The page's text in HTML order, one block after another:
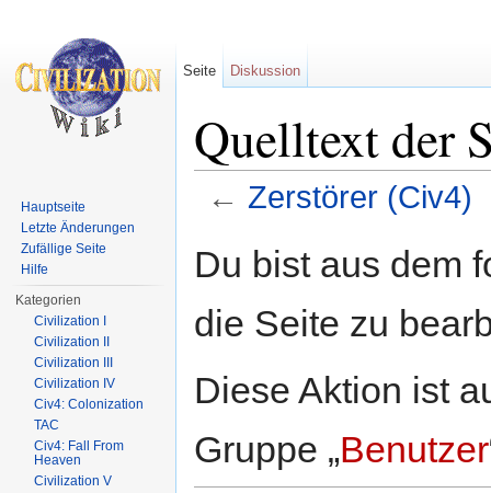
Quelltext der
← Zerstörer (Civ4)
Du bist aus dem
die Seite zu
Diese Aktion ist
Gruppe „Benutzer
Seite Diskussion
Hauptseite
Letzte Änderungen
Zufällige Seite
Hilfe
Kategorien
Civilization I
Civilization II
Civilization III
Civilization IV
Civ4: Colonization
TAC
Civ4: Fall From
Heaven
Civilization V